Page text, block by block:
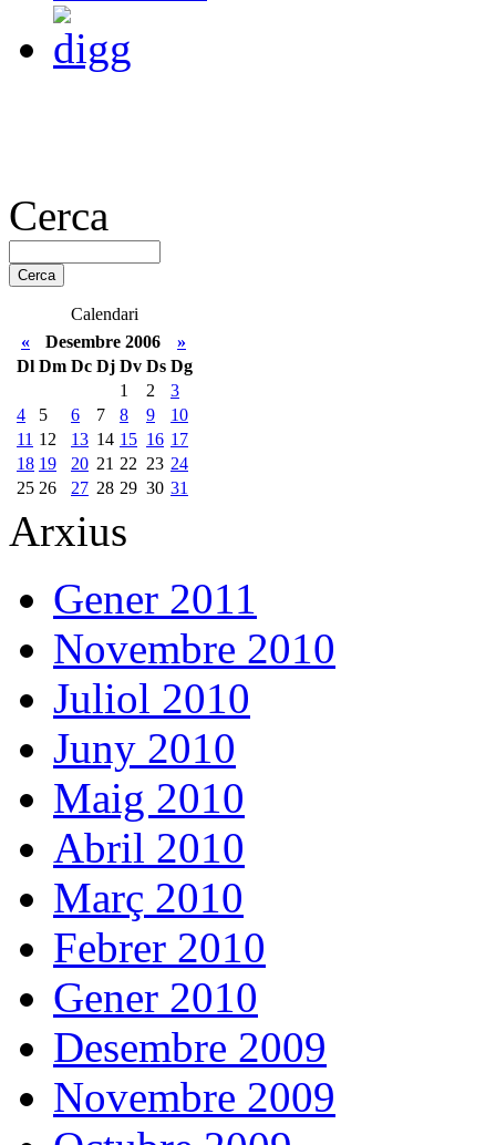
Cerca
Calendari
«
Desembre 2006
»
Dl Dm Dc Dj Dv Ds Dg
1
2
3
4
5 6 7 8 9
10
11 12 13 14 15 16 17
18 19 20 21 22 23 24
25 26 27 28 29 30 31
Arxius
Gener 2011
Novembre 2010
Juliol 2010
Juny 2010
Maig 2010
Abril 2010
Març 2010
Febrer 2010
Gener 2010
Desembre 2009
Novembre 2009